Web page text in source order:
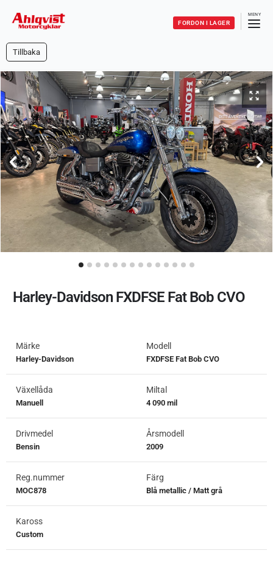
FORDON I LAGER
Tillbaka
Harley-Davidson FXDFSE Fat Bob CVO
Märke
Harley-Davidson
Modell
FXDFSE Fat Bob CVO
Växellåda
Manuell
Miltal
4 090 mil
Drivmedel
Bensin
Årsmodell
2009
Reg.nummer
MOC878
Färg
Blå metallic / Matt grå
Kaross
Custom